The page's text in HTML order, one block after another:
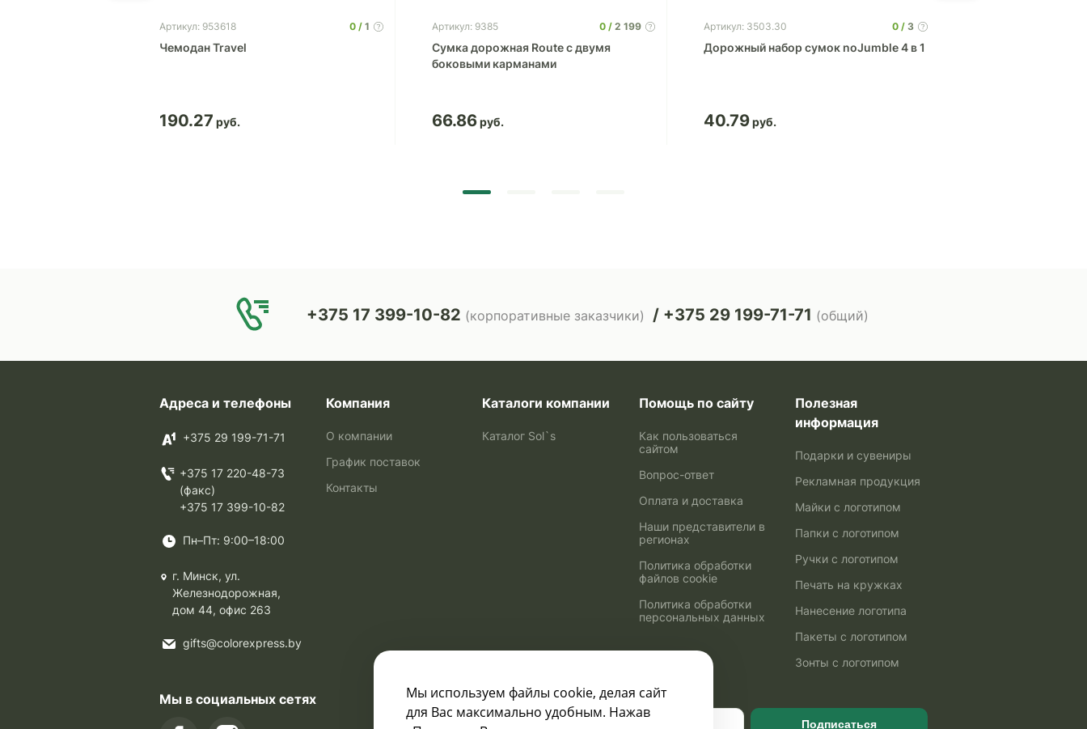
Артикул: 953618 0 1
Чемодан Travel
190.27
Артикул: 9385 0 2 199
Сумка дорожная Route с двумя
боковыми карманами
66.86
Артикул: 3503.30 0 3
Дорожный набор сумок noJumble 4 в 1
40.79
+375 17 399-10-82 (корпоративные заказчики) +375 29 199-71-71 (общий)
Адреса и телефоны
+375 29 199-71-71
+375 17 220-48-73
(факс)
+375 17 399-10-82
Пн–Пт: 9:00–18:00
г. Минск, ул.
Железнодорожная,
дом 44, офис 263
gifts@colorexpress.by
Компания
О компании
График поставок
Контакты
Каталоги компании
Каталог Sol`s
Помощь по сайту
Как пользоваться
сайтом
Вопрос-ответ
Оплата и доставка
Наши представители в
регионах
Политика обработки
файлов cookie
Политика обработки
персональных данных
Полезная
информация
Подарки и сувениры
Рекламная продукция
Майки с логотипом
Папки с логотипом
Ручки с логотипом
Печать на кружках
Нанесение логотипа
Пакеты с логотипом
Зонты с логотипом
Узнавайте о скидках
Подписаться
Мы в социальных сетях
Мы используем файлы cookie, делая сайт
для Вас максимально удобным. Нажав